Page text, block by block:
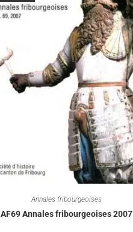
Annales fribourgeoises
AF69 Annales fribourgeoises 2007